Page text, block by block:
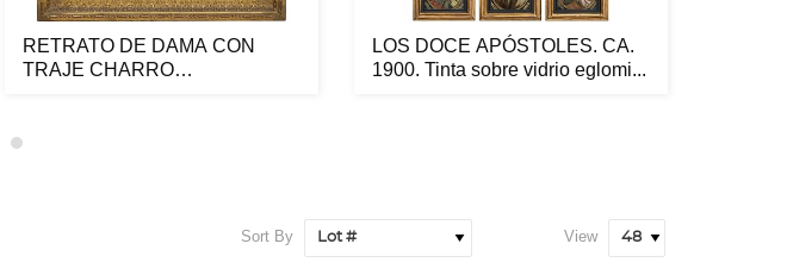
RETRATO DE DAMA CON
TRAJE CHARRO
LOS DOCE APÓSTOLES. CA.
1900. Tinta sobre vidrio eglomi...
Sort By View